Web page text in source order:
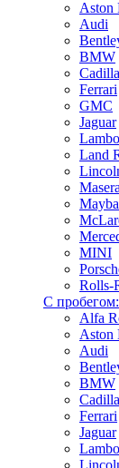
Aston
Audi
BMW
Ferrari
GMC
Jaguar
Land
MINI
Rolls-
С пробегом:
Alfa
Aston
Audi
BMW
Ferrari
Jaguar